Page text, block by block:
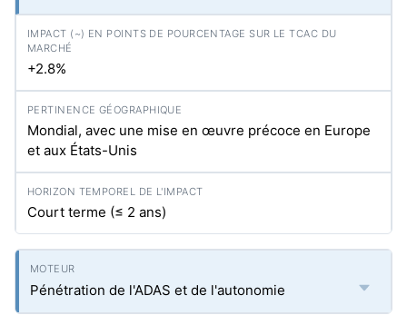
+2.8%
Mondial, avec une mise en œuvre précoce en Europe
et aux États-Unis
Court terme (≤ 2 ans)
Pénétration de l'ADAS et de l'autonomie